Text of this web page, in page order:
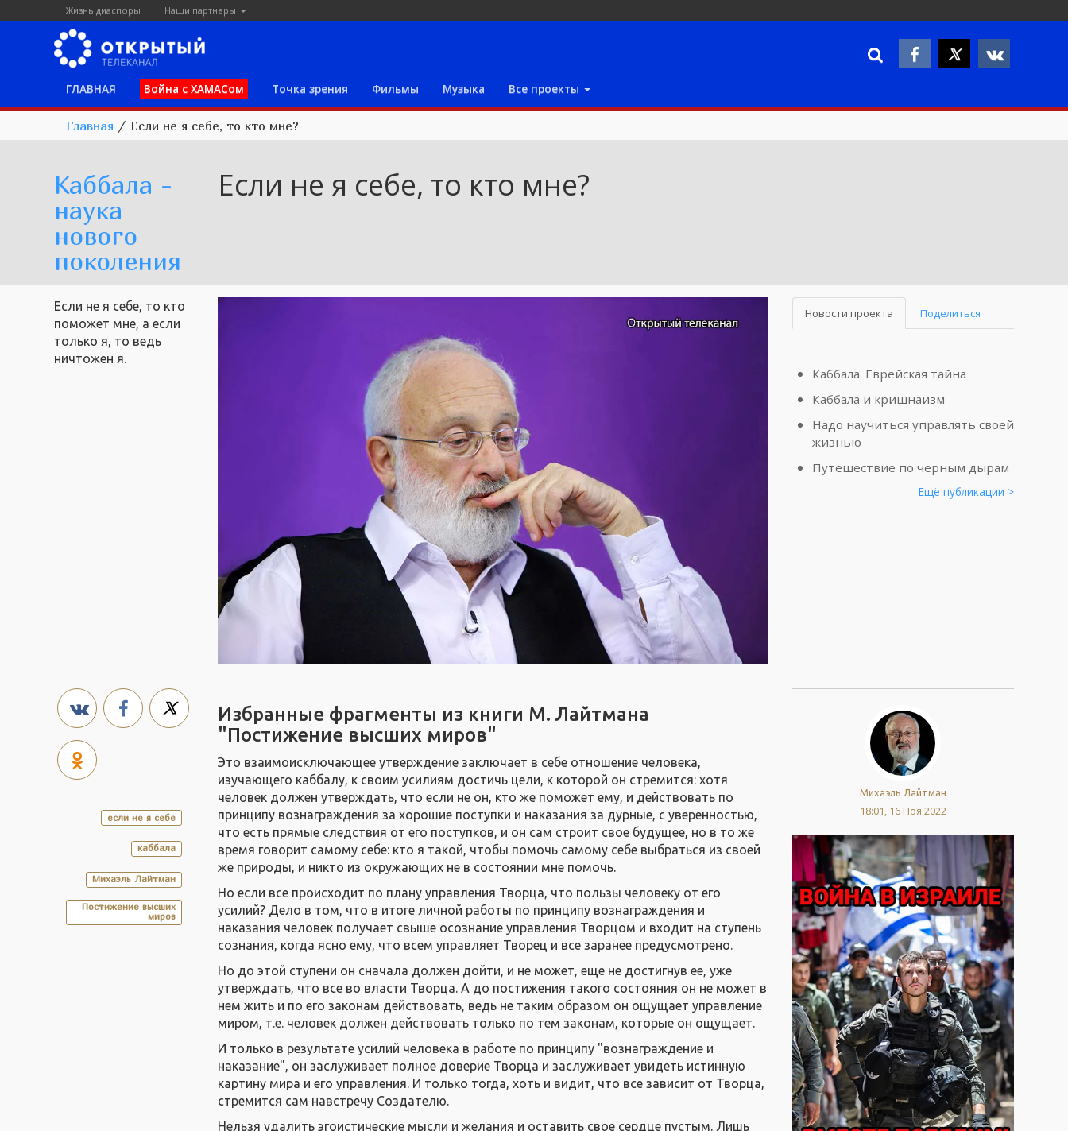
Жизнь диаспоры Наши партнеры
ГЛАВНАЯ Война с ХАМАСом Точка зрения Фильмы Музыка Все проекты
Главная / Если не я себе, то кто мне?
Каббала -
наука
нового
поколения
Если не я себе, то кто мне?
Если не я себе, то кто
поможет мне, а если
только я, то ведь
ничтожен я.
Новости проекта Поделиться
Каббала. Еврейская тайна
Каббала и кришнаизм
Надо научиться управлять своей
жизнью
Путешествие по черным дырам
Ещё публикации >
если не я себе
каббала
Михаэль Лайтман
Постижение высших
миров
Избранные фрагменты из книги М. Лайтмана
"Постижение высших миров"
Это взаимоисключающее утверждение заключает в себе отношение человека,
изучающего каббалу, к своим усилиям достичь цели, к которой он стремится: хотя
человек должен утверждать, что если не он, кто же поможет ему, и действовать по
принципу вознаграждения за хорошие поступки и наказания за дурные, с уверенностью,
что есть прямые следствия от его поступков, и он сам строит свое будущее, но в то же
время говорит самому себе: кто я такой, чтобы помочь самому себе выбраться из своей
же природы, и никто из окружающих не в состоянии мне помочь.
Но если все происходит по плану управления Творца, что пользы человеку от его
усилий? Дело в том, что в итоге личной работы по принципу вознаграждения и
наказания человек получает свыше осознание управления Творцом и входит на ступень
сознания, когда ясно ему, что всем управляет Творец и все заранее предусмотрено.
Но до этой ступени он сначала должен дойти, и не может, еще не достигнув ее, уже
утверждать, что все во власти Творца. А до постижения такого состояния он не может в
нем жить и по его законам действовать, ведь не таким образом он ощущает управление
миром, т.е. человек должен действовать только по тем законам, которые он ощущает.
И только в результате усилий человека в работе по принципу "вознаграждение и
наказание", он заслуживает полное доверие Творца и заслуживает увидеть истинную
картину мира и его управления. И только тогда, хоть и видит, что все зависит от Творца,
стремится сам навстречу Создателю.
Нельзя удалить эгоистические мысли и желания и оставить свое сердце пустым. Лишь
Михаэль Лайтман
18:01, 16 Ноя 2022